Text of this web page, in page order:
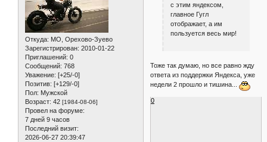
Откуда: МО, Орехово-Зуево
Зарегистрирован: 2010-01-22
Приглашений: 0
Сообщений: 768
Уважение: [+25/-0]
Позитив: [+129/-0]
Пол: Мужской
Возраст: 42 [1984-08-06]
Провел на форуме:
7 дней 9 часов
Последний визит:
2026-06-27 20:39:47
с этим яндексом,
главное Гугл
отображает, а им
пользуется весь мир!
Тоже так думаю, но все равно жду
ответа из поддержки Яндекса, уже
недели 2 прошло и тишина...
0